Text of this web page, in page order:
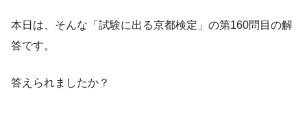
本日は、そんな「試験に出る京都検定」の第160問目の解
答です。
答えられましたか？